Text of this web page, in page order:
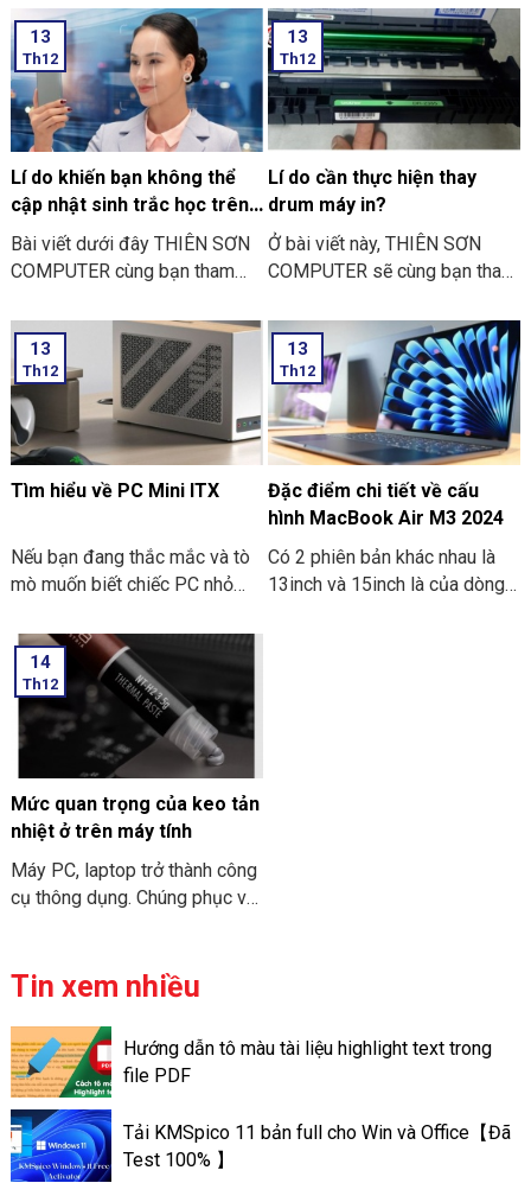
ngày Vu Lan báo hiếu rồi.
THIÊN SƠN COMPUTER chia
sẻ với bạn về những việc nên
và không nên làm ngày Lễ Vu
Lan nhé.
khảo “các bước thực hiện cài
đặt sinh trắc học trên điện
thoại” nhé
13
Th12
Lí do khiến bạn không thể
cập nhật sinh trắc học trên
ứng dụng ngân hàng
Bài viết dưới đây THIÊN SƠN
COMPUTER cùng bạn tham
không thể cập nhật sinh trắc
học trên ứng dụng ngân hàng
thường gặp nhé:
13
Th12
Lí do cần thực hiện thay
drum máy in?
Ở bài viết này, THIÊN SƠN
COMPUTER sẽ cùng bạn tham
drum máy in là như thế nào
nhé?
13
Th12
Tìm hiểu về PC Mini ITX
Nếu bạn đang thắc mắc và tò
mò muốn biết chiếc PC nhỏ
nhiều nơi thì PC Mini ITX có
thể đáp ứng được nhu cầu đó.
Sau đây là một số thông tin
khi bạn tìm hiểu về PC Mini
ITX. Cùng THIÊN SƠN
COMPUTER tham khảo nhé.
13
Th12
Đặc điểm chi tiết về cấu
hình MacBook Air M3 2024
Có 2 phiên bản khác nhau là
13inch và 15inch là của dòng
14
Th12
Mức quan trọng của keo tản
nhiệt ở trên máy tính
Máy PC, laptop trở thành công
cụ thông dụng. Chúng phục vụ
tính đươc đảm bảo. Bạn cần
định kỳ. Việc tra keo tản nhiệt
trên máy tính có thể giúp máy
tính có thể đạt được hiệu suất
tốt. Và có hoạt động ổn định
tốt hơn. Sau đây là thông tin về
mức quan trọng của keo tản
Tin xem nhiều
Hướng dẫn tô màu tài liệu highlight text trong
file PDF
Tải KMSpico 11 bản full cho Win và Office【Đã
Test 100% 】